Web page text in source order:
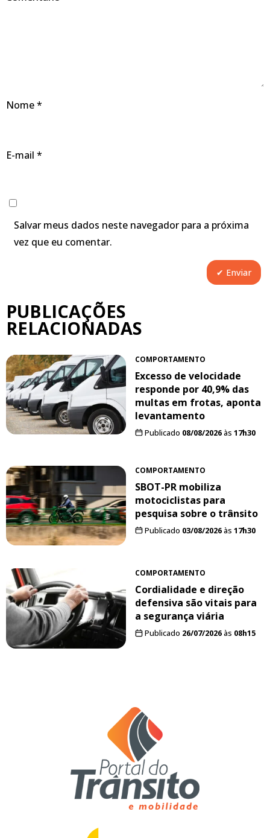
Nome*
E-mail *
Salvar meus dados neste navegador para a próxima
vez que eu comentar.
PUBLICAÇÕES
RELACIONADAS
COMPORTAMENTO
Excesso de velocidade
responde por 40,9% das
multas em frotas, aponta
levantamento
Publicado 08/08/2026às 17h30
COMPORTAMENTO
SBOT-PR mobiliza
motociclistas para
pesquisa sobre o trânsito
Publicado 03/08/2026às 17h30
COMPORTAMENTO
Cordialidade e direção
defensiva são vitais para
a segurança viária
Publicado 26/07/2026às 08h15